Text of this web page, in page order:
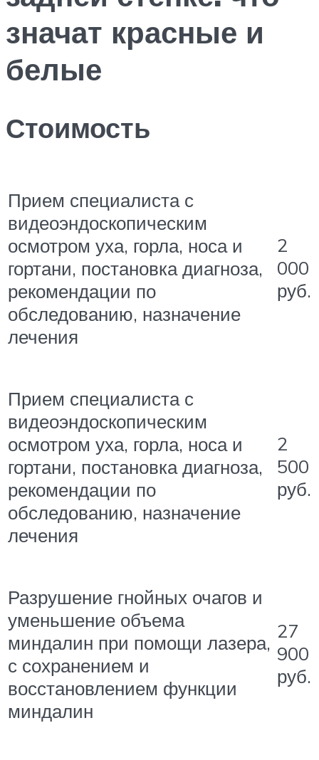
значат красные и
белые
Стоимость
Прием специалиста с
видеоэндоскопическим
осмотром уха, горла, носа и
гортани, постановка диагноза,
рекомендации по
обследованию, назначение
лечения
2
000
руб.
Прием специалиста с
видеоэндоскопическим
осмотром уха, горла, носа и
гортани, постановка диагноза,
рекомендации по
обследованию, назначение
лечения
2
500
руб.
Разрушение гнойных очагов и
уменьшение объема
миндалин при помощи лазера,
с сохранением и
восстановлением функции
миндалин
27
900
руб.